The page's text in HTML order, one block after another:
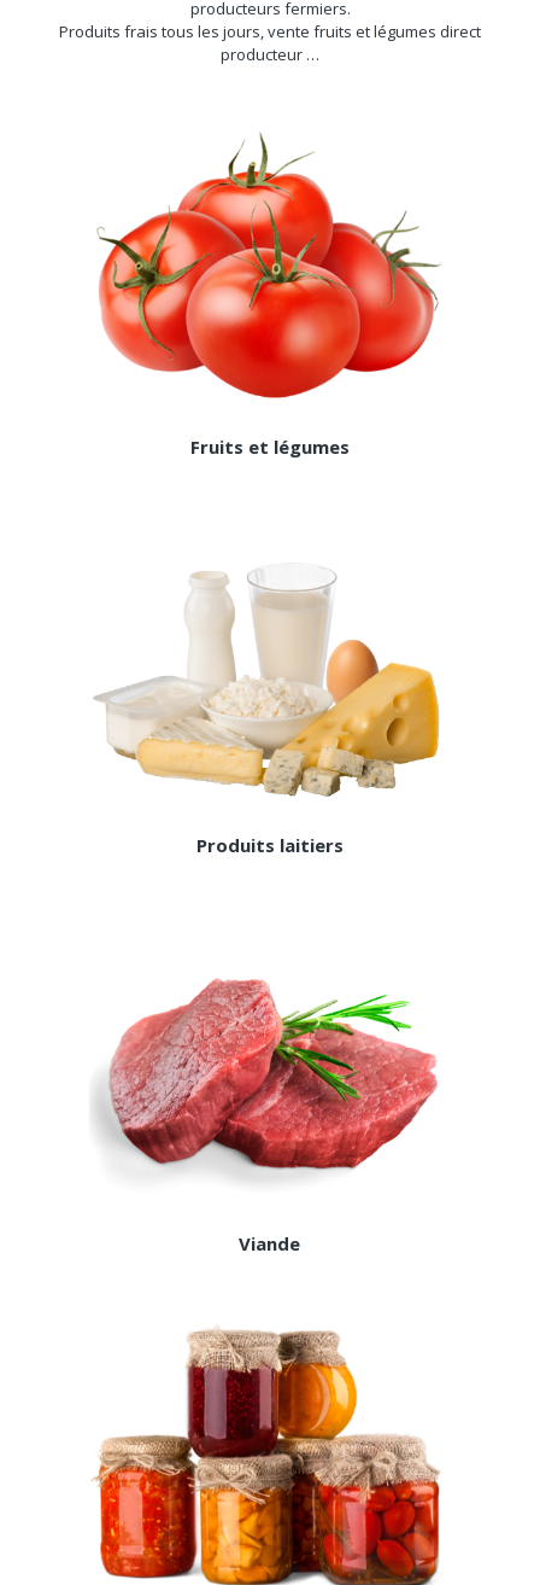
producteurs fermiers.
Produits frais tous les jours, vente fruits et légumes direct
producteur …
Fruits et légumes
Produits laitiers
Viande